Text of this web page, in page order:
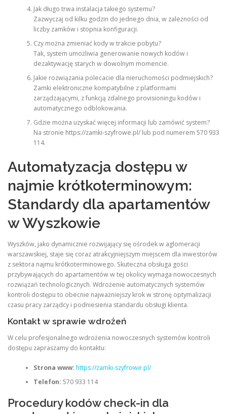
Jak długo trwa instalacja takiego systemu?
Zazwyczaj od kilku godzin do jednego dnia, w zależności od
liczby zamków i stopnia konfiguracji.
Czy można zmieniać kody w trakcie pobytu?
Tak, system umożliwia generowanie nowych kodów i
dezaktywację starych w dowolnym momencie.
Jakie rozwiązania polecacie dla nieruchomości podmiejskich?
Zamki elektroniczne kompatybilne z platformami
zarządzającymi, z funkcją zdalnego provisioningu kodów i
automatycznego odblokowania.
Gdzie można uzyskać więcej informacji lub zamówić system?
Na stronie https://zamki-szyfrowe.pl/ lub pod numerem 570 933
114.
Automatyzacja dostępu w
najmie krótkoterminowym:
Standardy dla apartamentów
w Wyszkowie
Wyszków, jako dynamicznie rozwijający się ośrodek w aglomeracji
warszawskiej, staje się coraz atrakcyjniejszym miejscem dla inwestorów
z sektora najmu krótkoterminowego. Skuteczna obsługa gości
przybywających do apartamentów w tej okolicy wymaga nowoczesnych
rozwiązań technologicznych. Wdrożenie automatycznych systemów
kontroli dostępu to obecnie najważniejszy krok w stronę optymalizacji
czasu pracy zarządcy i podniesienia standardu obsługi klienta.
Kontakt w sprawie wdrożeń
W celu profesjonalnego wdrożenia nowoczesnych systemów kontroli
dostępu zapraszamy do kontaktu:
Strona www: https://zamki-szyfrowe.pl/
Telefon: 570 933 114
Procedury kodów check-in dla